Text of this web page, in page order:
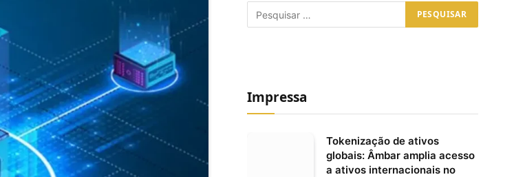
Impressa
Tokenização de ativos
globais: Âmbar amplia acesso
a ativos internacionais no